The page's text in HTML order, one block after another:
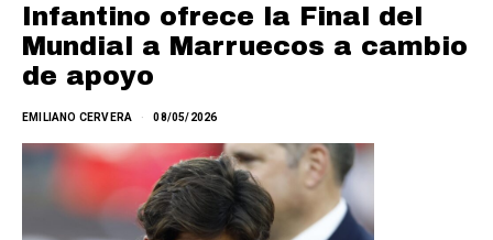
Infantino ofrece la Final del
Mundial a Marruecos a cambio
de apoyo
EMILIANO CERVERA 08/05/2026